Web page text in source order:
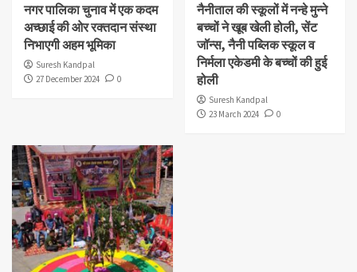
नगर पालिका चुनाव में एक कदम
अच्छाई की ओर रक्तदान संस्था
निभाएगी अहम भूमिका
Suresh Kandpal
27 December 2024
0
नैनीताल की स्कूलों में नन्हे मुन्ने
बच्चों ने खूब खेली होली, सेंट
जॉन्स, नैनी पब्लिक स्कूल व
निर्मला एकेडमी के बच्चों की हुई
होली
Suresh Kandpal
23 March 2024
0